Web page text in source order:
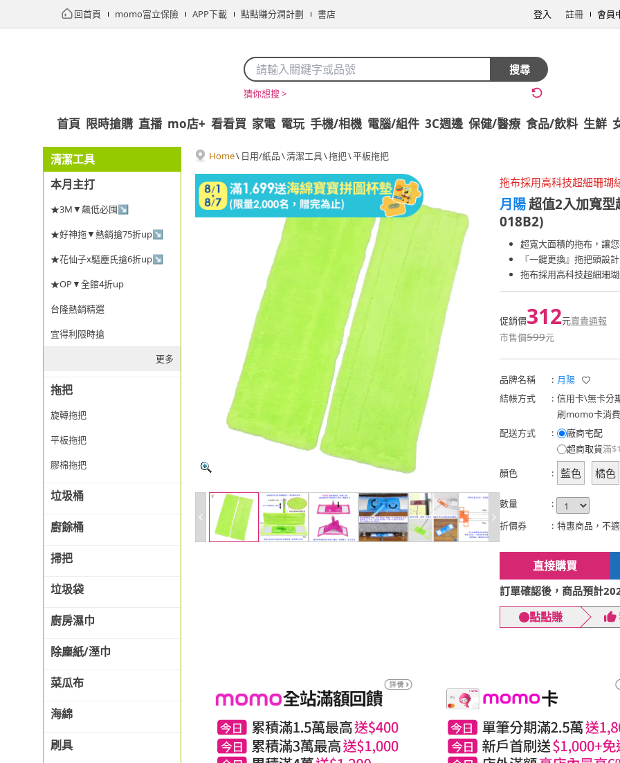
回首頁 momo富立保險 APP下載 點點賺分潤計劃 書店 登入 註冊 會員
搜尋
猜你想搜 >
首頁 限時搶購 直播 mo店+ 看看買 家電 電玩 手機/相機 電腦/組件 3C週邊 保健/醫療 食品/飲料 生鮮
清潔工具
本月主打
★3M▼飆低必囤↘
★好神拖▼熱銷搶75折up↘
★花仙子x驅塵氏搶6折up↘
★OP▼全館4折up
台隆熱銷精選
宜得利限時搶
更多
拖把
旋轉拖把
平板拖把
膠棉拖把
垃圾桶
廚餘桶
掃把
垃圾袋
廚房濕巾
除塵紙/溼巾
菜瓜布
海綿
刷具
Home\ 日用/紙品\清潔工具\拖把\平板拖把
拖布採用高科技超細珊瑚
月陽超值2入加寬
018B2)
超寬大面積的拖布，讓
『一鍵更換』拖把頭設計
拖布採用高科技超細珊
促銷價312元賣貴通報
市售價599元
品牌名稱 : 月陽
結帳方式
: 信用卡\無卡分
刷momo卡消
配送方式
:
廠商宅配
超商取貨滿
顏色
: 藍色 橘色
數量
:
折價券
: 特惠商品，不
直接購買
訂單確認後，商品預計
點點賺